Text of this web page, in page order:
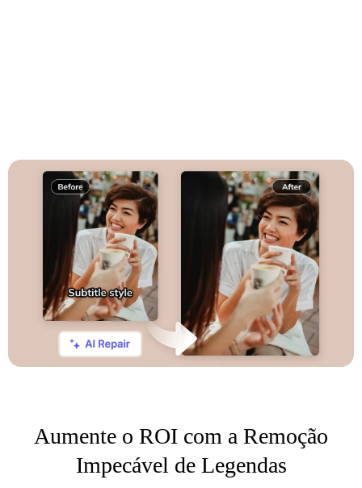
Aumente o ROI com a Remoção
Impecável de Legendas